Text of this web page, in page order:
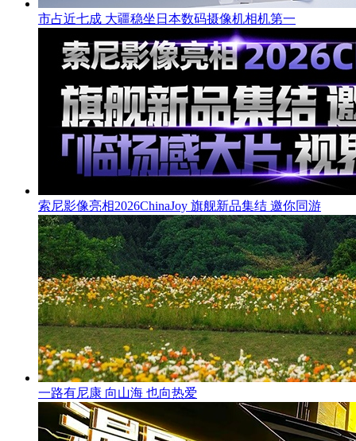
市占近七成 大疆稳坐日本数码摄像机相机第一
索尼影像亮相2026ChinaJoy 旗舰新品集结 邀你同游
一路有尼康 向山海 也向热爱